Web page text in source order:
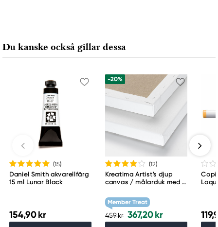
Du kanske också gillar dessa
(15)
Daniel Smith akvarellfärg
15 ml Lunar Black
154,90 kr
-20%
(12)
Kreatima Artist's djup
canvas / målarduk med 4
g/m²
Member Treat
459 kr 367,20 kr